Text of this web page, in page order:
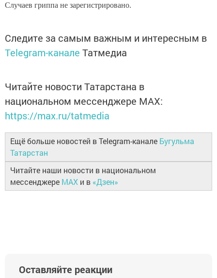
Случаев гриппа не зарегистрировано.
Следите за самым важным и интересным в
Telegram-канале Татмедиа
Читайте новости Татарстана в
национальном мессенджере MАХ:
https://max.ru/tatmedia
Ещё больше новостей в Telegram-канале Бугульма
Татарстан
Читайте наши новости в национальном
мессенджере MAX и в «Дзен»
Оставляйте реакции